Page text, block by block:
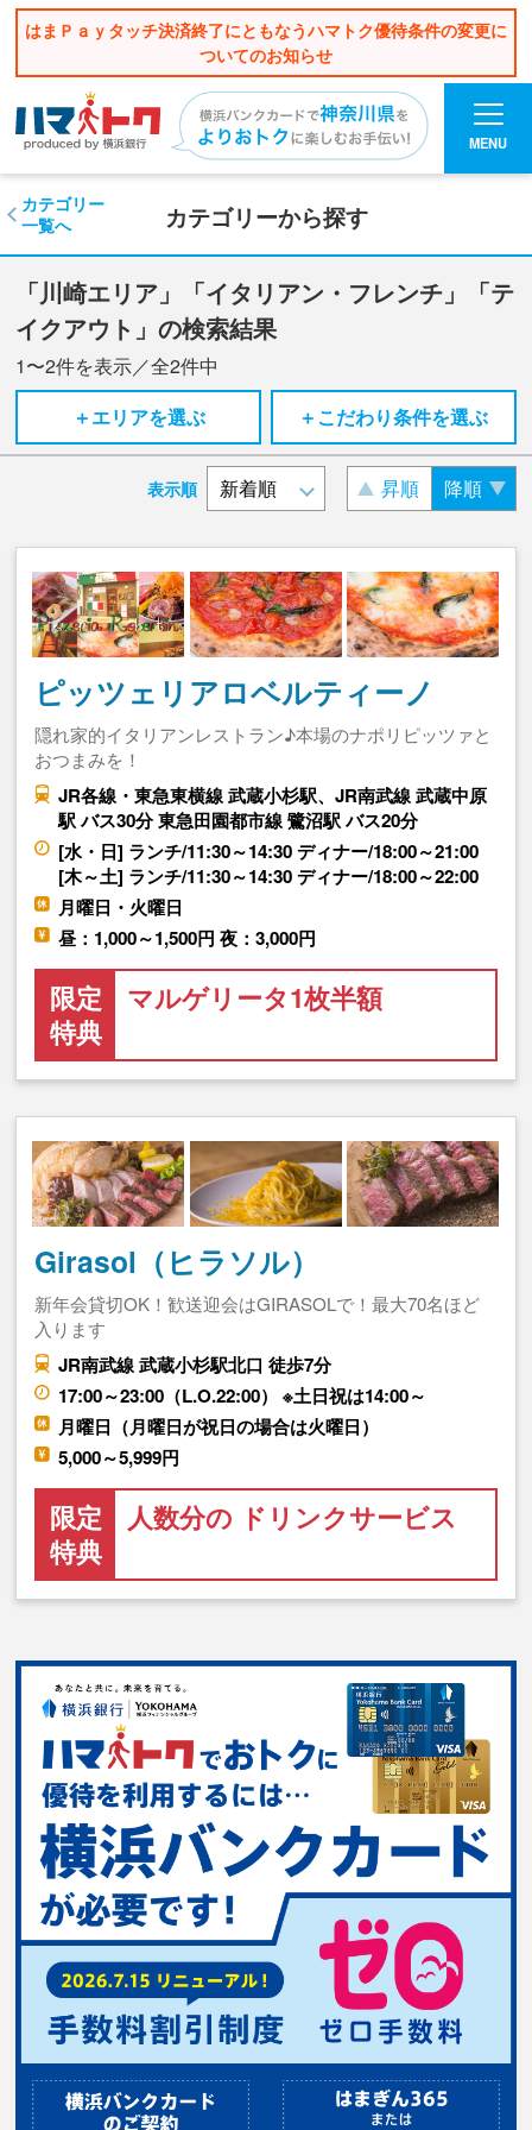
はまＰａｙタッチ決済終了にともなうハマトク優待条件の変更に
ついてのお知らせ
MENU
カテゴリーから探す
カテゴリー
一覧へ
「川崎エリア」「イタリアン・フレンチ」「テ
イクアウト」の検索結果
1〜2件を表示／全2件中
＋エリアを選ぶ
＋こだわり条件を選ぶ
表示順 昇順 降順
ピッツェリアロベルティーノ
隠れ家的イタリアンレストラン♪本場のナポリピッツァと
おつまみを！
JR各線・東急東横線 武蔵小杉駅、JR南武線 武蔵中原
駅 バス30分 東急田園都市線 鷺沼駅 バス20分
[水・日] ランチ/11:30～14:30 ディナー/18:00～21:00
[木～土] ランチ/11:30～14:30 ディナー/18:00～22:00
月曜日・火曜日
昼：1,000～1,500円 夜：3,000円
限定
特典
マルゲリータ1枚半額
Girasol（ヒラソル）
新年会貸切OK！歓送迎会はGIRASOLで！最大70名ほど
入ります
JR南武線 武蔵小杉駅北口 徒歩7分
17:00～23:00（L.O.22:00） ※土日祝は14:00～
月曜日（月曜日が祝日の場合は火曜日）
5,000～5,999円
限定
特典
人数分の ドリンクサービス